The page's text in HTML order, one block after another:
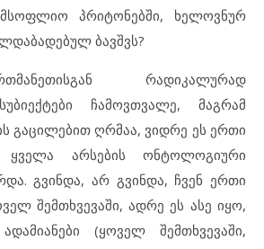
პრიტონებში, ხელოვნურ
ბავშვს?
რადიკალურად
ჩამოვთვალე, მაგრამ
გაცილებით ღრმაა, ვიდრე ეს ერთი
ყველა არსების ონტოლოგიური
გვინდა, არ გვინდა, ჩვენ ერთი
შემთხვევაში, ადრე ეს ასე იყო,
(ყოველ შემთხვევაში,